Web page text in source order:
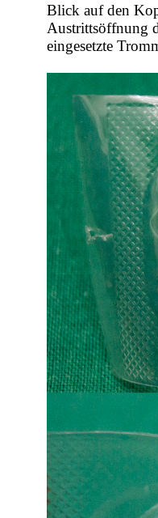
Blick auf den
Austrittsöffnung
eingesetzte